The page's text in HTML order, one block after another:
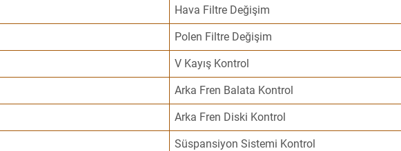
Hava Filtre Değişim
Polen Filtre Değişim
V Kayış Kontrol
Arka Fren Balata Kontrol
Arka Fren Diski Kontrol
Süspansiyon Sistemi Kontrol